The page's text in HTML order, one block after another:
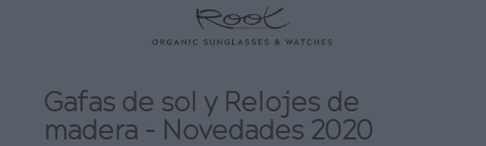
Gafas de sol y Relojes de
madera - Novedades 2020